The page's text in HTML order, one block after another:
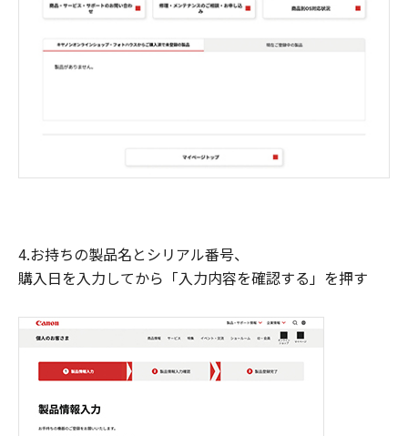
4.お持ちの製品名とシリアル番号、
購入日を入力してから「入力内容を確認する」を押す